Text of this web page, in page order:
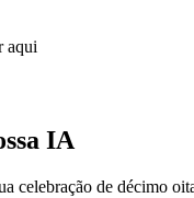
aqui
IA
celebração de décimo